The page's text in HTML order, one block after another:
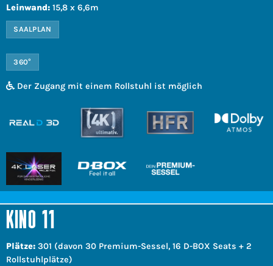
Leinwand: 15,8 x 6,6m
SAALPLAN
360°
Der Zugang mit einem Rollstuhl ist möglich
KINO 11
Plätze: 301 (davon 30 Premium-Sessel, 16 D-BOX Seats + 2
Rollstuhlplätze)